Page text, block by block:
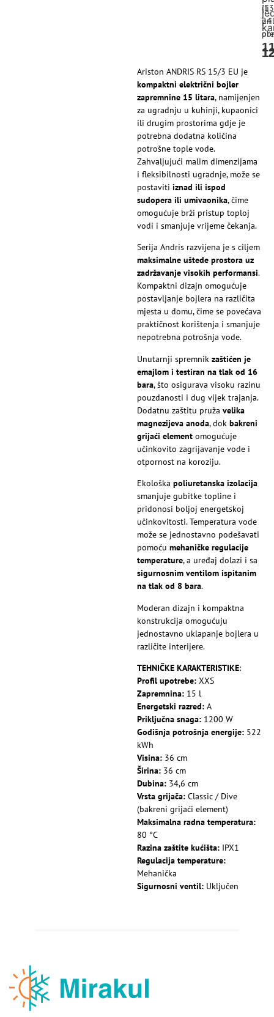
ili
24
Ariston ANDRIS RS 15/3 EU je
kompaktni električni bojler
zapremnine 15 litara, namijenjen
za ugradnju u kuhinji, kupaonici
ili drugim prostorima gdje je
potrebna dodatna količina
potrošne tople vode.
Zahvaljujući malim dimenzijama
i fleksibilnosti ugradnje, može se
postaviti iznad ili ispod
sudopera ili umivaonika, čime
omogućuje brži pristup toploj
vodi i smanjuje vrijeme čekanja.
Serija Andris razvijena je s ciljem
maksimalne uštede prostora uz
zadržavanje visokih performansi.
Kompaktni dizajn omogućuje
postavljanje bojlera na različita
mjesta u domu, čime se povećava
praktičnost korištenja i smanjuje
nepotrebna potrošnja vode.
Unutarnji spremnik zaštićen je
emajlom i testiran na tlak od 16
bara, što osigurava visoku razinu
pouzdanosti i dug vijek trajanja.
Dodatnu zaštitu pruža velika
magnezijeva anoda, dok bakreni
grijaći element omogućuje
učinkovito zagrijavanje vode i
otpornost na koroziju.
Ekološka poliuretanska izolacija
smanjuje gubitke topline i
pridonosi boljoj energetskoj
učinkovitosti. Temperatura vode
može se jednostavno podešavati
pomoću mehaničke regulacije
temperature, a uređaj dolazi i sa
sigurnosnim ventilom ispitanim
na tlak od 8 bara.
Moderan dizajn i kompaktna
konstrukcija omogućuju
jednostavno uklapanje bojlera u
različite interijere.
TEHNIČKE KARAKTERISTIKE:
Profil upotrebe: XXS
Zapremnina: 15 l
Energetski razred: A
Priključna snaga: 1200 W
Godišnja potrošnja energije: 522
kWh
Visina: 36 cm
Širina: 36 cm
Dubina: 34,6 cm
Vrsta grijača: Classic / Dive
(bakreni grijaći element)
Maksimalna radna temperatura:
80 °C
Razina zaštite kućišta: IPX1
Regulacija temperature:
Mehanička
Sigurnosni ventil: Uključen